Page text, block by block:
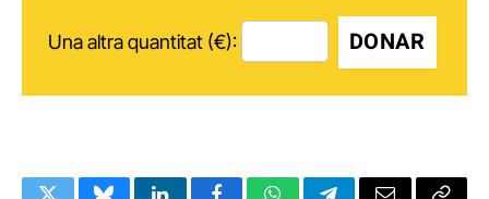
Una altra quantitat (€): DONAR